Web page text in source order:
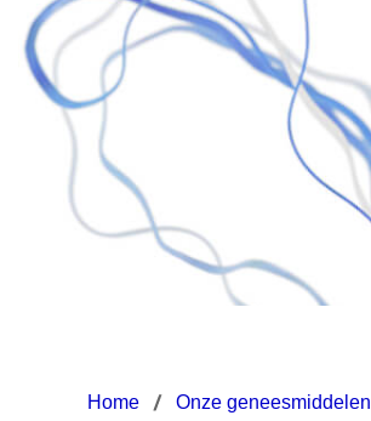
Home Onze geneesmiddelen